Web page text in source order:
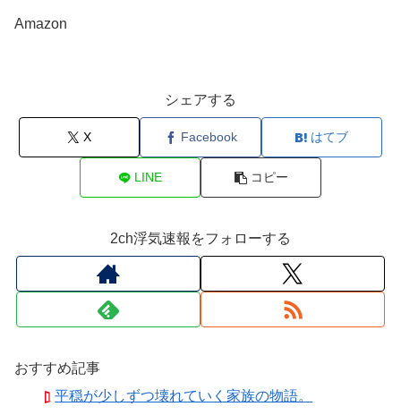
Amazon
シェアする
X Facebook はてブ
LINE コピー
2ch浮気速報をフォローする
おすすめ記事
平穏が少しずつ壊れていく家族の物語。